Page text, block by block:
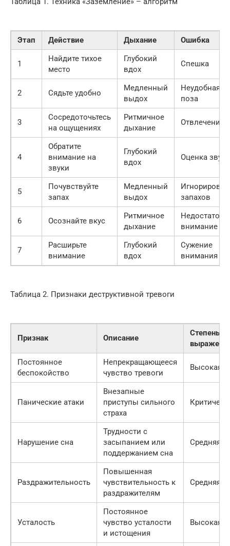
Этап Действие Дыхание Ошибка
1
Найдите тихое
место
Глубокий
вдох
Спешка
2 Сядьте удобно
Медленный
выдох
Неудобная
поза
3
Сосредоточьтесь
на ощущениях
Ритмичное
дыхание
Отвлечение
4
Обратите
внимание на
звуки
Глубокий
вдох
Оценка
5
Почувствуйте
запах
Медленный
выдох
запахов
6 Осознайте вкус
Ритмичное
дыхание
внимание
7
Расширьте
внимание
Глубокий
вдох
Сужение
внимания
Таблица 2. Признаки деструктивной тревоги
Признак Описание
Степень
Постоянное
беспокойство
Непрекращающееся
чувство тревоги
Высокая
Панические атаки
Внезапные
приступы сильного
страха
Нарушение сна
Трудности с
засыпанием или
поддержанием сна
Средняя
Раздражительность
Повышенная
чувствительность к
раздражителям
Средняя
Усталость
Постоянное
чувство усталости
и истощения
Высокая